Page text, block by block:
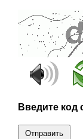
Введите код
Отправить